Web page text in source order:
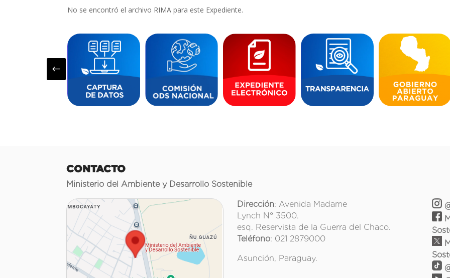
No se encontró el archivo RIMA para este Expediente.
#
CONTACTO
Ministerio del Ambiente y Desarrollo Sostenible
Dirección: Avenida Madame
Lynch N° 3500.
esq. Reservista de la Guerra del Chaco.
Teléfono: 021 2879000
Asunción, Paraguay.